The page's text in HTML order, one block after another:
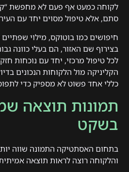
לקוחה כמעט אף פעם לא מחפשת
סתם, אלא טיפול מסוים יחד עם
חיפושים כמו בוטוקס, מילוי
בצירוף שם האזור, הם בעלי כוונה
לכל טיפול מרכזי, יחד עם נוכחות
הקליניקה מול הלקוחות הנכונים
כללי אחד פשוט לא מספיק כדי
תמונות תוצאה
בשקט
בתחום האסתטיקה התמונה שווה
והלקוחה רוצה לראות תוצאה